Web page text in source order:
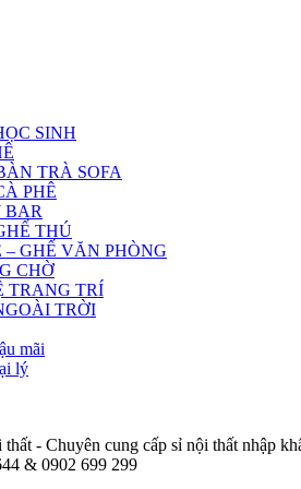
SINH
TRÀ SOFA
PHÊ
BAR
THÚ
– GHẾ VĂN PHÒNG
CHỜ
TRANG TRÍ
TRỜI
mãi
lý
- Chuyên cung cấp sỉ nội thất nhập
& 0902 699 299